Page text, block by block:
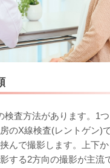
検査方法があります。1
のX線検査(レントゲン)
んで撮影します。上下
する2方向の撮影が主流